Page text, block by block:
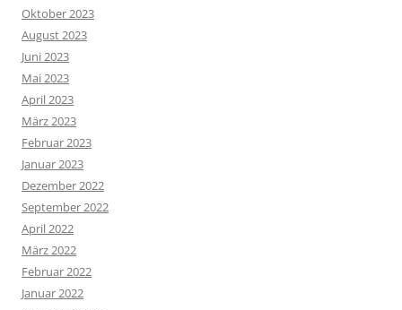
Oktober 2023
August 2023
Juni 2023
Mai 2023
April 2023
März 2023
Februar 2023
Januar 2023
Dezember 2022
September 2022
April 2022
März 2022
Februar 2022
Januar 2022